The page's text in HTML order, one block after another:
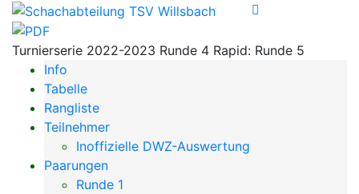
Turnierserie 2022-2023 Runde 4 Rapid: Runde 5
Info
Tabelle
Rangliste
Teilnehmer
Inoffizielle DWZ-Auswertung
Paarungen
Runde 1